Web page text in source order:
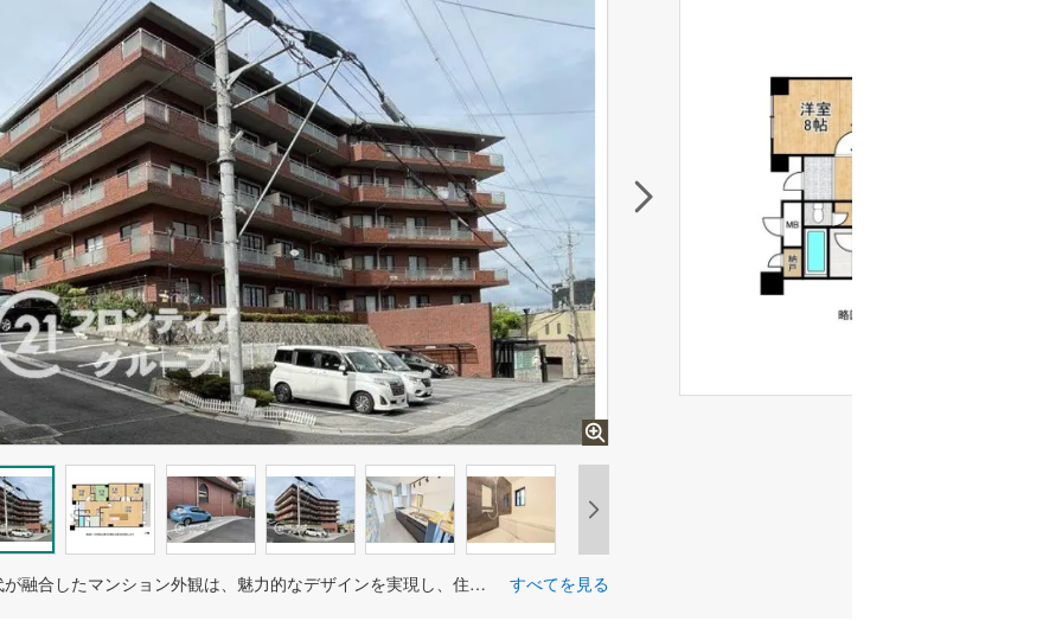
伝統と現代が融合したマンション外観は、魅力的なデザインを実現し、住む人に特別なひとときを提供します。歴史ある街並みに調和したデザインが魅力です！6階建てのお部屋は3階部分となります すべてを見る